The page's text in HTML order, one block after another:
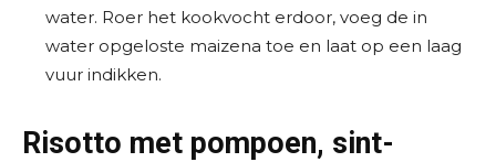
water. Roer het kookvocht erdoor, voeg de in
water opgeloste maizena toe en laat op een laag
vuur indikken.
Risotto met pompoen, sint-